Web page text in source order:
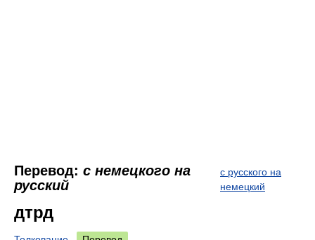
Перевод: с немецкого на
русский
с русского на
немецкий
дтрд